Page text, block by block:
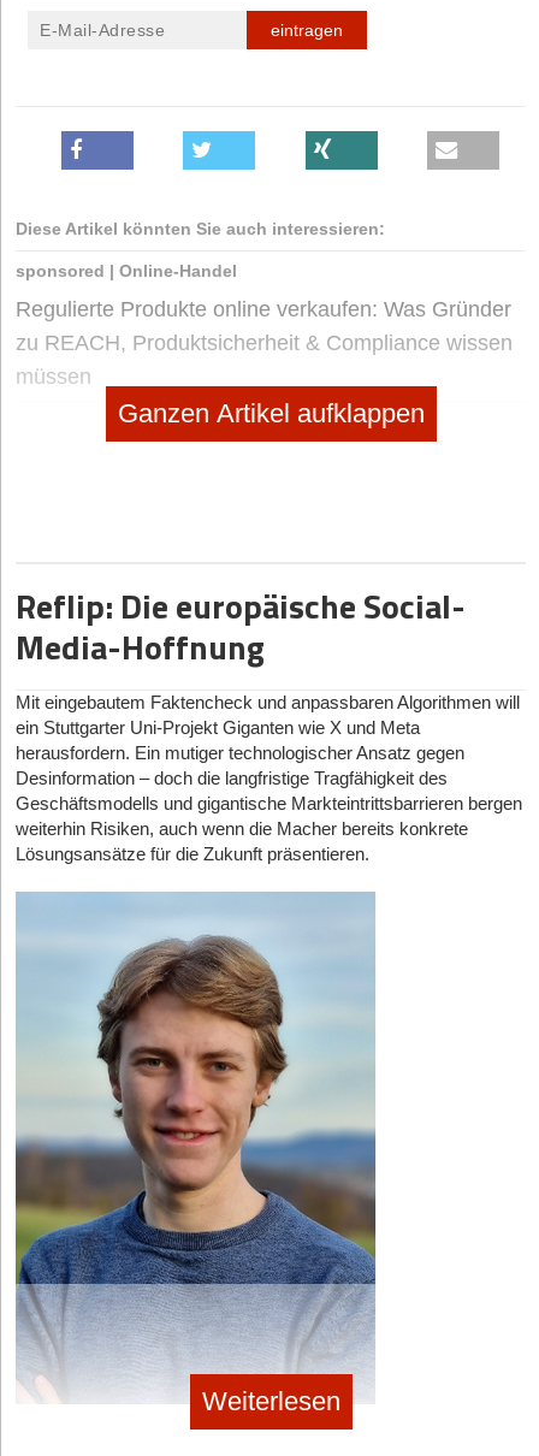
eintragen
Diese Artikel könnten Sie auch interessieren:
sponsored | Online-Handel
Regulierte Produkte online verkaufen: Was Gründer
zu REACH, Produktsicherheit & Compliance wissen
müssen
Geschäftsideen Kinder und Familie
Geschäftsideen Mobilität, Auto, Verkehr
Digitaler Vorreiter: Wie Bootsschule1 die Sportboot-
Ausbildung umkrempelt
Ganzen Artikel aufklappen
Reflip: Die europäische Social-
Media-Hoffnung
Mit eingebautem Faktencheck und anpassbaren Algorithmen will
ein Stuttgarter Uni-Projekt Giganten wie X und Meta
herausfordern. Ein mutiger technologischer Ansatz gegen
Desinformation – doch die langfristige Tragfähigkeit des
Geschäftsmodells und gigantische Markteintrittsbarrieren bergen
weiterhin Risiken, auch wenn die Macher bereits konkrete
Lösungsansätze für die Zukunft präsentieren.
Weiterlesen